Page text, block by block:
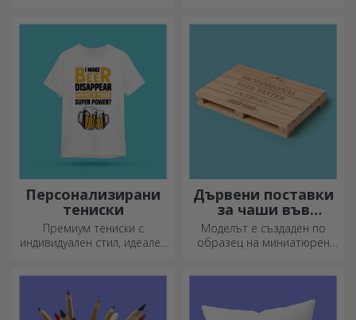
Персонализирани
тениски
Премиум тениски с
индивидуален стил, идеален
модели, изберете
подходящия!
Дървени поставки
за чаши във
формата на палет
Моделът е създаден по
образец на миниатюрен